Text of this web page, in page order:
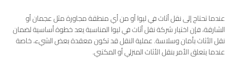
عندما تحتاج إلى نقل أثاث في ليوا أو من أي منطقة مجاورة مثل عجمان أو
الشارقة، فإن اختيار شركة نقل أثاث في ليوا المناسبة يعد خطوة أساسية لضمان
نقل الأثاث بأمان وسلاسة. عملية النقل قد تكون معقدة بعض الشيء، خاصة
عندما يتعلق الأمر بنقل الأثاث المنزلي أو المكتبي.